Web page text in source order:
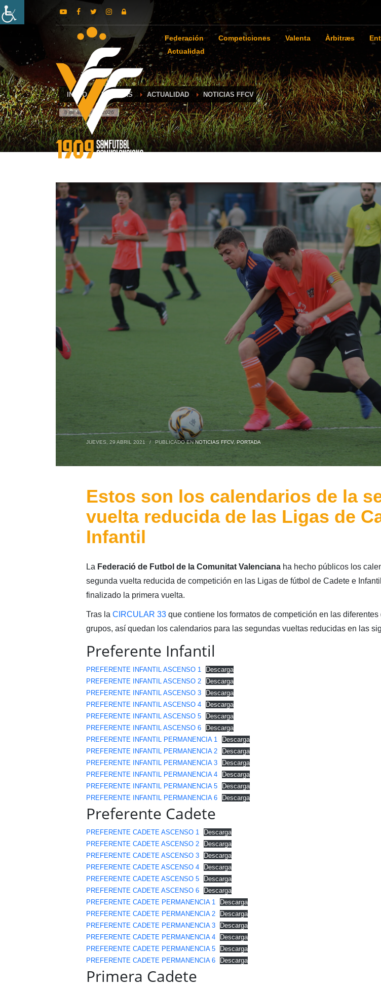
Federación Competiciones Valenta Àrbitræs
Actualidad
INICIO NOTICIAS ACTUALIDAD NOTICIAS FFCV
8 de agosto de 2026
JUEVES, 29 ABRIL 2021 / PUBLICADO ENNOTICIAS FFCV, PORTADA
Estos son los calendarios de la
vuelta reducida de las Ligas de
Infantil
La Federació de Futbol de la Comunitat Valencianaha hecho públicos los
segunda vuelta reducida de competición en las Ligas de fútbol de Cadete e
finalizado la primera vuelta.
Tras la CIRCULAR 33que contiene los formatos de competición en las diferentes
grupos, así quedan los calendarios para las segundas vueltas reducidas en las
Preferente Infantil
PREFERENTE INFANTIL ASCENSO 1
Descarga
PREFERENTE INFANTIL ASCENSO 2
Descarga
PREFERENTE INFANTIL ASCENSO 3
Descarga
PREFERENTE INFANTIL ASCENSO 4
Descarga
PREFERENTE INFANTIL ASCENSO 5
Descarga
PREFERENTE INFANTIL ASCENSO 6
Descarga
PREFERENTE INFANTIL PERMANENCIA 1
Descarga
PREFERENTE INFANTIL PERMANENCIA 2
Descarga
PREFERENTE INFANTIL PERMANENCIA 3
Descarga
PREFERENTE INFANTIL PERMANENCIA 4
Descarga
PREFERENTE INFANTIL PERMANENCIA 5
Descarga
PREFERENTE INFANTIL PERMANENCIA 6
Descarga
Preferente Cadete
PREFERENTE CADETE ASCENSO 1
Descarga
PREFERENTE CADETE ASCENSO 2
Descarga
PREFERENTE CADETE ASCENSO 3
Descarga
PREFERENTE CADETE ASCENSO 4
Descarga
PREFERENTE CADETE ASCENSO 5
Descarga
PREFERENTE CADETE ASCENSO 6
Descarga
PREFERENTE CADETE PERMANENCIA 1
Descarga
PREFERENTE CADETE PERMANENCIA 2
Descarga
PREFERENTE CADETE PERMANENCIA 3
Descarga
PREFERENTE CADETE PERMANENCIA 4
Descarga
PREFERENTE CADETE PERMANENCIA 5
Descarga
PREFERENTE CADETE PERMANENCIA 6
Descarga
Primera Cadete